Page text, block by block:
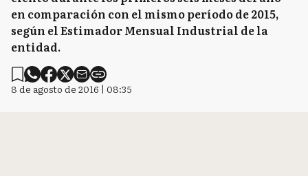
en comparación con el mismo período de 2015,
según el Estimador Mensual Industrial de la
entidad.
8 de agosto de 2016 | 08:35